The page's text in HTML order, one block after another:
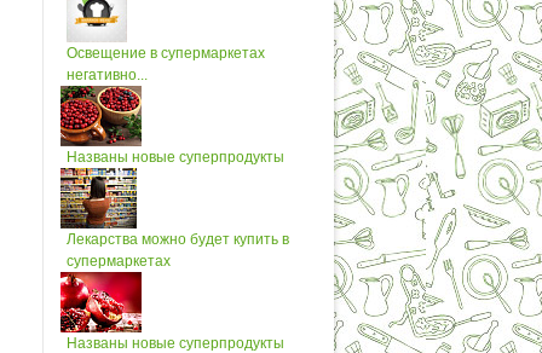
Освещение в супермаркетах
негативно...
Названы новые суперпродукты
Лекарства можно будет купить в
супермаркетах
Названы новые суперпродукты